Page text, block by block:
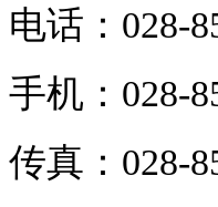
电话：028-
手机：028-
传真：028-